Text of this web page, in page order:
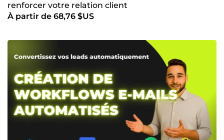
renforcer votre relation client
À partir de 68,76 $US